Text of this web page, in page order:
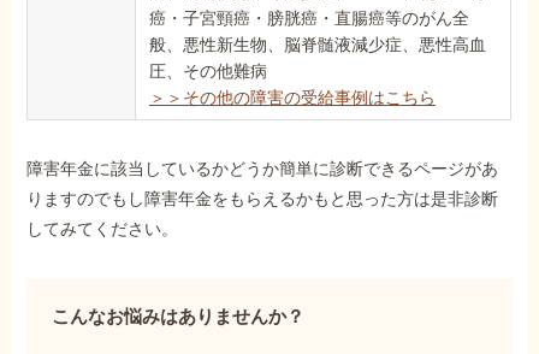
癌・子宮頸癌・膀胱癌・直腸癌等のがん全
般、悪性新生物、脳脊髄液減少症、悪性高血
圧、その他難病
＞＞その他の障害の受給事例はこちら
障害年金に該当しているかどうか簡単に診断できるページがあ
りますのでもし障害年金をもらえるかもと思った方は是非診断
してみてください。
こんなお悩みはありませんか？